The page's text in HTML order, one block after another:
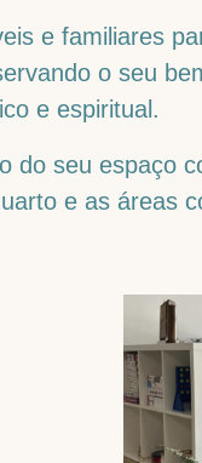
e familiares
o seu
e espiritual.
do seu espaço
e as áreas